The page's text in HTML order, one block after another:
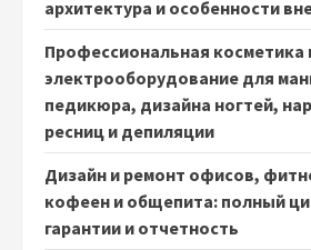
архитектура и особенности
Профессиональная косметика
электрооборудование для
педикюра, дизайна ногтей,
ресниц и депиляции
Дизайн и ремонт офисов,
кофеен и общепита: полный
гарантии и отчетность